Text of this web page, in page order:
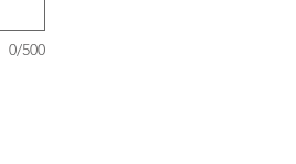
0/500